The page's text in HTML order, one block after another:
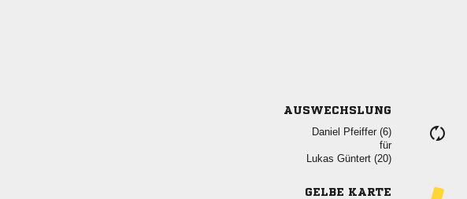
AUSWECHSLUNG
  
für
  
GELBE KARTE